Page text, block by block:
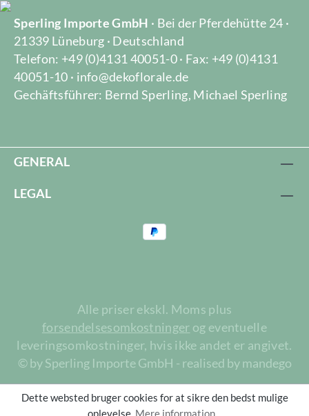
Sperling Importe GmbH · Bei der Pferdehütte 24 ·
21339 Lüneburg · Deutschland
Telefon: +49 (0)4131 40051-0 · Fax: +49 (0)4131
40051-10 · info@dekoflorale.de
Gechäftsführer: Bernd Sperling, Michael Sperling
GENERAL
LEGAL
Alle priser ekskl. Moms plus
forsendelsesomkostninger og eventuelle
leveringsomkostninger, hvis ikke andet er angivet.
© by Sperling Importe GmbH - realised by mandego
Dette websted bruger cookies for at sikre den bedst mulige
oplevelse. Mere information...